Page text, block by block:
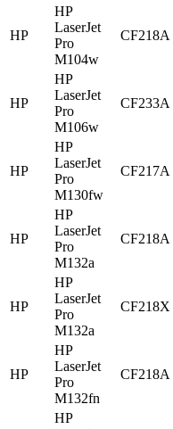
HP
HP
LaserJet
Pro
M104w
CF218A
HP
HP
LaserJet
Pro
M106w
CF233A
HP
HP
LaserJet
Pro
M130fw
CF217A
HP
HP
LaserJet
Pro
M132a
CF218A
HP
HP
LaserJet
Pro
M132a
CF218X
HP
HP
LaserJet
Pro
M132fn
CF218A
HP